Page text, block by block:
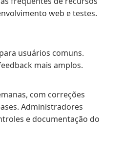
web e testes.
usuários comuns.
mais amplos.
com correções
Administradores
e documentação do